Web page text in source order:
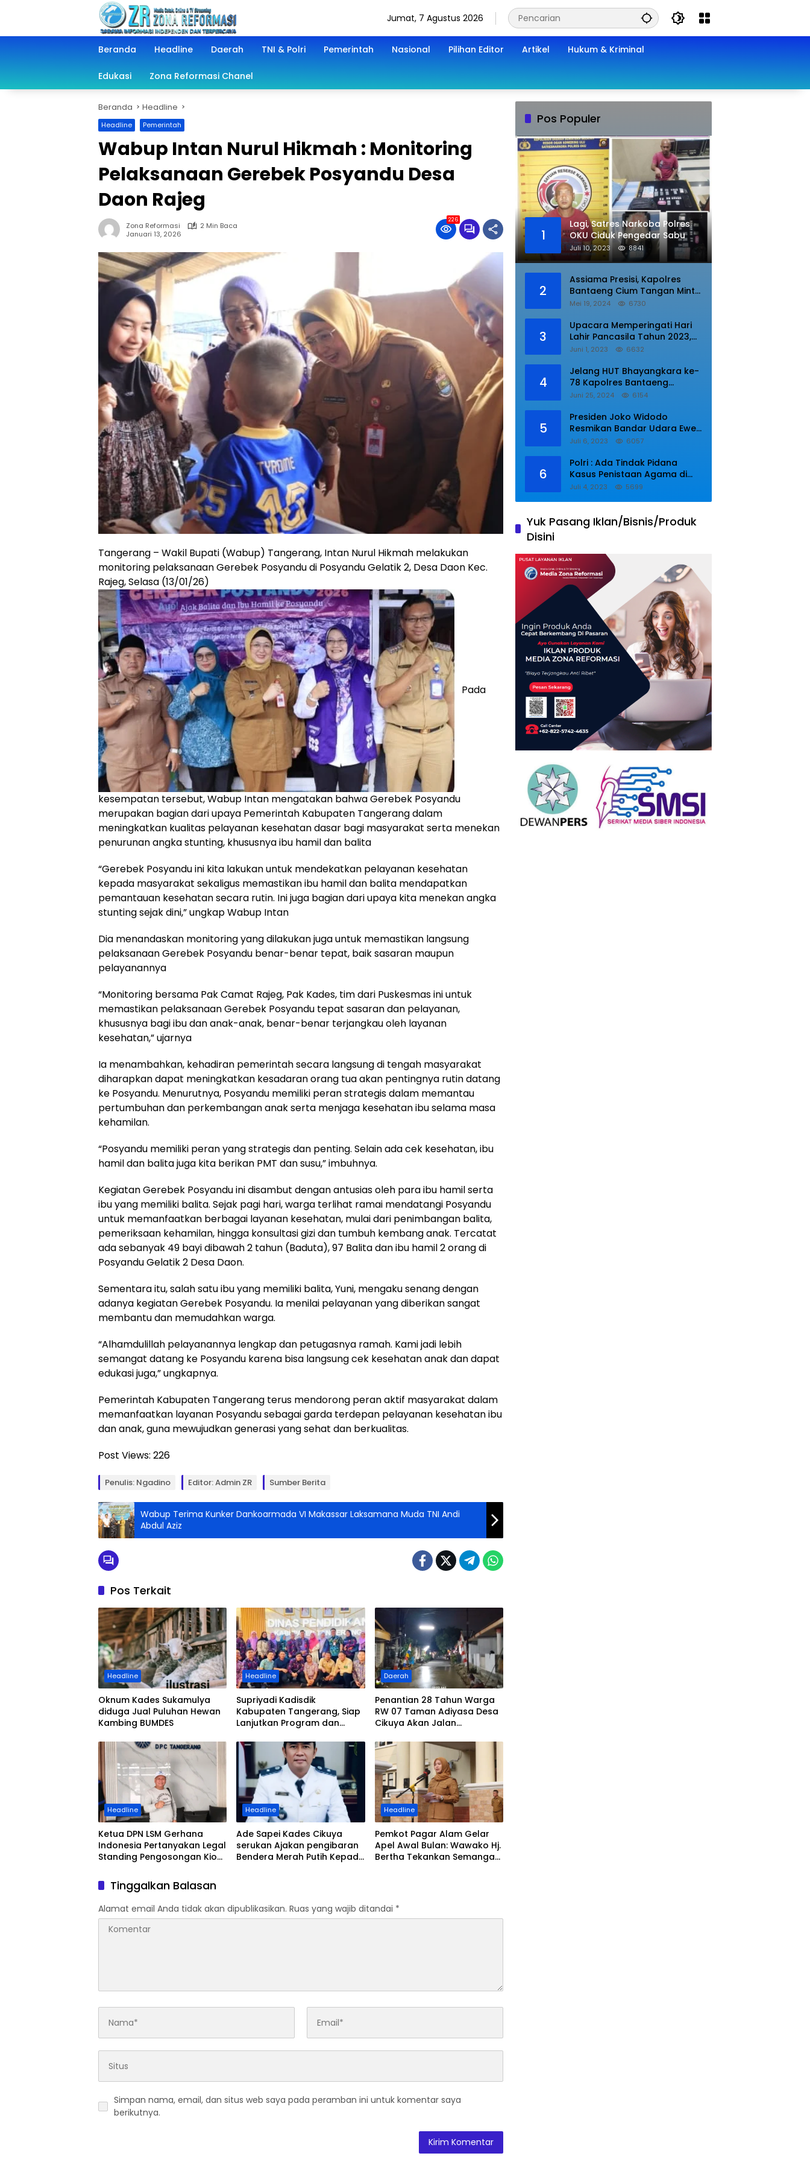
Jumat, 7 Agustus 2026
Beranda Headline Daerah TNI & Polri Pemerintah Nasional Pilihan Editor Artikel Hukum & Kriminal
Edukasi Zona Reformasi Chanel
Beranda Headline
Headline Pemerintah
Wabup Intan Nurul Hikmah : Monitoring
Pelaksanaan Gerebek Posyandu Desa
Daon Rajeg
Zona Reformasi
2 Min Baca
Januari 13, 2026
226
Tangerang – Wakil Bupati (Wabup) Tangerang, Intan Nurul Hikmah melakukan
monitoring pelaksanaan Gerebek Posyandu di Posyandu Gelatik 2, Desa Daon Kec.
Rajeg, Selasa (13/01/26)
Pada
kesempatan tersebut, Wabup Intan mengatakan bahwa Gerebek Posyandu
merupakan bagian dari upaya Pemerintah Kabupaten Tangerang dalam
meningkatkan kualitas pelayanan kesehatan dasar bagi masyarakat serta menekan
penurunan angka stunting, khususnya ibu hamil dan balita
“Gerebek Posyandu ini kita lakukan untuk mendekatkan pelayanan kesehatan
kepada masyarakat sekaligus memastikan ibu hamil dan balita mendapatkan
pemantauan kesehatan secara rutin. Ini juga bagian dari upaya kita menekan angka
stunting sejak dini,” ungkap Wabup Intan
Dia menandaskan monitoring yang dilakukan juga untuk memastikan langsung
pelaksanaan Gerebek Posyandu benar-benar tepat, baik sasaran maupun
pelayanannya
“Monitoring bersama Pak Camat Rajeg, Pak Kades, tim dari Puskesmas ini untuk
memastikan pelaksanaan Gerebek Posyandu tepat sasaran dan pelayanan,
khususnya bagi ibu dan anak-anak, benar-benar terjangkau oleh layanan
kesehatan,” ujarnya
Ia menambahkan, kehadiran pemerintah secara langsung di tengah masyarakat
diharapkan dapat meningkatkan kesadaran orang tua akan pentingnya rutin datang
ke Posyandu. Menurutnya, Posyandu memiliki peran strategis dalam memantau
pertumbuhan dan perkembangan anak serta menjaga kesehatan ibu selama masa
kehamilan.
“Posyandu memiliki peran yang strategis dan penting. Selain ada cek kesehatan, ibu
hamil dan balita juga kita berikan PMT dan susu,” imbuhnya.
Kegiatan Gerebek Posyandu ini disambut dengan antusias oleh para ibu hamil serta
ibu yang memiliki balita. Sejak pagi hari, warga terlihat ramai mendatangi Posyandu
untuk memanfaatkan berbagai layanan kesehatan, mulai dari penimbangan balita,
pemeriksaan kehamilan, hingga konsultasi gizi dan tumbuh kembang anak. Tercatat
ada sebanyak 49 bayi dibawah 2 tahun (Baduta), 97 Balita dan ibu hamil 2 orang di
Posyandu Gelatik 2 Desa Daon.
Sementara itu, salah satu ibu yang memiliki balita, Yuni, mengaku senang dengan
adanya kegiatan Gerebek Posyandu. Ia menilai pelayanan yang diberikan sangat
membantu dan memudahkan warga.
“Alhamdulillah pelayanannya lengkap dan petugasnya ramah. Kami jadi lebih
semangat datang ke Posyandu karena bisa langsung cek kesehatan anak dan dapat
edukasi juga,” ungkapnya.
Pemerintah Kabupaten Tangerang terus mendorong peran aktif masyarakat dalam
memanfaatkan layanan Posyandu sebagai garda terdepan pelayanan kesehatan ibu
dan anak, guna mewujudkan generasi yang sehat dan berkualitas.
Post Views: 226
Penulis: Ngadino Editor: Admin ZR Sumber Berita
Wabup Terima Kunker Dankoarmada VI Makassar Laksamana Muda TNI Andi
Abdul Aziz
Pos Terkait
Headline
Oknum Kades Sukamulya
diduga Jual Puluhan Hewan
Kambing BUMDES
Headline
Supriyadi Kadisdik
Kabupaten Tangerang, Siap
Lanjutkan Program dan
Daerah
Penantian 28 Tahun Warga
RW 07 Taman Adiyasa Desa
Cikuya Akan Jalan
Headline
Ketua DPN LSM Gerhana
Indonesia Pertanyakan Legal
Standing Pengosongan Kios
Tigaraksa
Headline
Ade Sapei Kades Cikuya
serukan Ajakan pengibaran
Bendera Merah Putih Kepada
Headline
Pemkot Pagar Alam Gelar
Apel Awal Bulan: Wawako Hj.
Bertha Tekankan Semangat
Tinggalkan Balasan
Alamat email Anda tidak akan dipublikasikan. Ruas yang wajib ditandai *
Simpan nama, email, dan situs web saya pada peramban ini untuk komentar saya
berikutnya.
Pos Populer
1
Lagi, Satres Narkoba Polres
OKU Ciduk Pengedar Sabu
Juli 10, 2023 8841
2
Assiama Presisi, Kapolres
Bantaeng Cium Tangan Minta
di Doakan.
Mei 19, 2024 6730
3
Upacara Memperingati Hari
Lahir Pancasila Tahun 2023,
Wakapolres Lampung Utara
RI.
Juni 1, 2023 6632
4
Jelang HUT Bhayangkara ke-
78 Kapolres Bantaeng
Resmikan Sumur Bor di Desa
Juni 25, 2024 6154
5
Presiden Joko Widodo
Resmikan Bandar Udara Ewer
di Asmat
Juli 6, 2023 6057
6
Polri : Ada Tindak Pidana
Kasus Penistaan Agama di
Ponpes Al Zaytun
Juli 4, 2023 5699
Yuk Pasang Iklan/Bisnis/Produk
Disini